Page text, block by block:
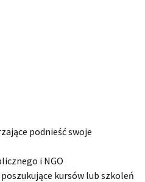
podnieść swoje
i NGO
kursów lub szkoleń